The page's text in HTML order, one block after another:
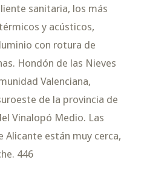
sanitaria, los más
y acústicos,
con rotura de
Hondón de las Nieves
Valenciana,
de la provincia de
Vinalopó Medio. Las
Alicante están muy cerca,
446